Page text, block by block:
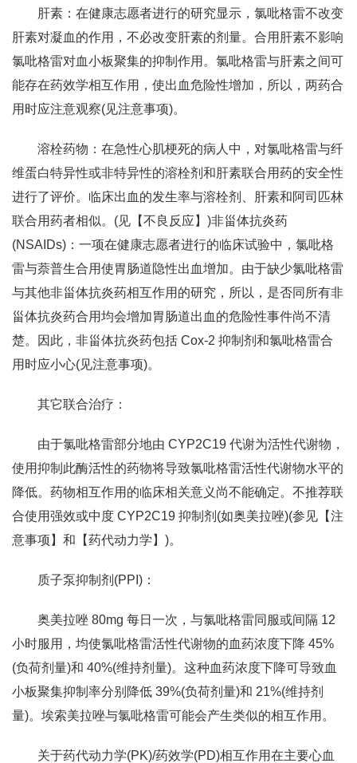
肝素：在健康志愿者进行的研究显示，氯吡格雷不改变
肝素对凝血的作用，不必改变肝素的剂量。合用肝素不影响
氯吡格雷对血小板聚集的抑制作用。氯吡格雷与肝素之间可
能存在药效学相互作用，使出血危险性增加，所以，两药合
用时应注意观察(见注意事项)。
溶栓药物：在急性心肌梗死的病人中，对氯吡格雷与纤
维蛋白特异性或非特异性的溶栓剂和肝素联合用药的安全性
进行了评价。临床出血的发生率与溶栓剂、肝素和阿司匹林
联合用药者相似。(见【不良反应】)非甾体抗炎药
(NSAIDs)：一项在健康志愿者进行的临床试验中，氯吡格
雷与萘普生合用使胃肠道隐性出血增加。由于缺少氯吡格雷
与其他非甾体抗炎药相互作用的研究，所以，是否同所有非
甾体抗炎药合用均会增加胃肠道出血的危险性事件尚不清
楚。因此，非甾体抗炎药包括 Cox-2 抑制剂和氯吡格雷合
用时应小心(见注意事项)。
其它联合治疗：
由于氯吡格雷部分地由 CYP2C19 代谢为活性代谢物，
使用抑制此酶活性的药物将导致氯吡格雷活性代谢物水平的
降低。药物相互作用的临床相关意义尚不能确定。不推荐联
合使用强效或中度 CYP2C19 抑制剂(如奥美拉唑)(参见【注
意事项】和【药代动力学】)。
质子泵抑制剂(PPI)：
奥美拉唑 80mg 每日一次，与氯吡格雷同服或间隔 12
小时服用，均使氯吡格雷活性代谢物的血药浓度下降 45%
(负荷剂量)和 40%(维持剂量)。这种血药浓度下降可导致血
小板聚集抑制率分别降低 39%(负荷剂量)和 21%(维持剂
量)。埃索美拉唑与氯吡格雷可能会产生类似的相互作用。
关于药代动力学(PK)/药效学(PD)相互作用在主要心血